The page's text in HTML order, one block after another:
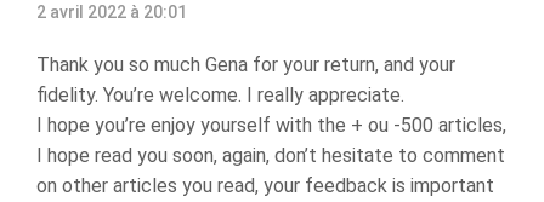
2 avril 2022 à 20:01
Thank you so much Gena for your return, and your
fidelity. You’re welcome. I really appreciate.
I hope you’re enjoy yourself with the + ou -500 articles,
I hope read you soon, again, don’t hesitate to comment
on other articles you read, your feedback is important